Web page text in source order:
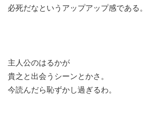
必死だなというアップアップ感である。
主人公のはるかが
貴之と出会うシーンとかさ。
今読んだら恥ずかし過ぎるわ。